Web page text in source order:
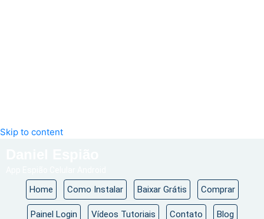
Skip to content
Home Como Instalar Baixar Grátis Comprar
Painel Login Vídeos Tutoriais Contato Blog